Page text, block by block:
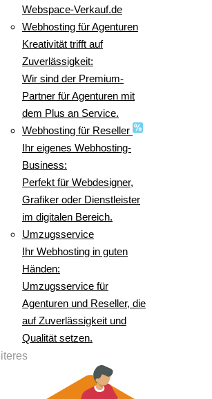
Webspace-Verkauf.de
Webhosting für Agenturen
Kreativität trifft auf
Zuverlässigkeit:
Wir sind der Premium-
Partner für Agenturen mit
dem Plus an Service.
Webhosting für Reseller
Ihr eigenes Webhosting-
Business:
Perfekt für Webdesigner,
Grafiker oder Dienstleister
im digitalen Bereich.
Umzugsservice
Ihr Webhosting in guten
Händen:
Umzugsservice für
Agenturen und Reseller, die
auf Zuverlässigkeit und
Qualität setzen.